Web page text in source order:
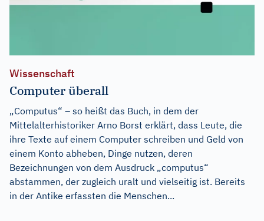
Wissenschaft
Computer überall
„Computus“ – so heißt das Buch, in dem der
Mittelalterhistoriker Arno Borst erklärt, dass Leute, die
ihre Texte auf einem Computer schreiben und Geld von
einem Konto abheben, Dinge nutzen, deren
Bezeichnungen von dem Ausdruck „computus“
abstammen, der zugleich uralt und vielseitig ist. Bereits
in der Antike erfassten die Menschen...